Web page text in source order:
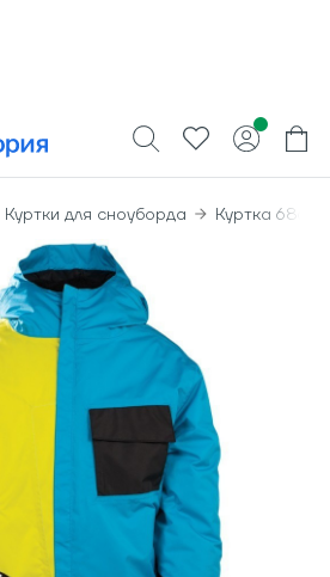
Куртки для сноуборда Куртка 686